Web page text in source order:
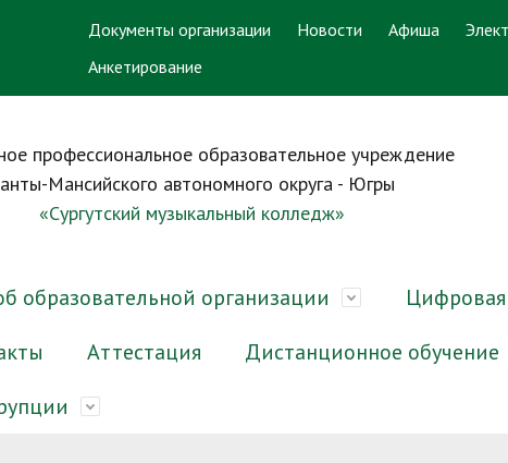
Документы организации Новости Афиша
Анкетирование
профессиональное образовательное учреждение
Мансийского автономного округа - Югры
«Сургутский музыкальный колледж»
образовательной организации Цифровая
Аттестация Дистанционное обучение